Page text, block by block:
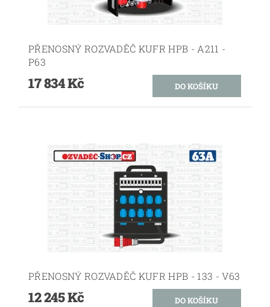
PŘENOSNÝ ROZVADĚČ KUFR HPB - A211 -
P63
17 834 Kč
PŘENOSNÝ ROZVADĚČ KUFR HPB - 133 - V63
12 245 Kč